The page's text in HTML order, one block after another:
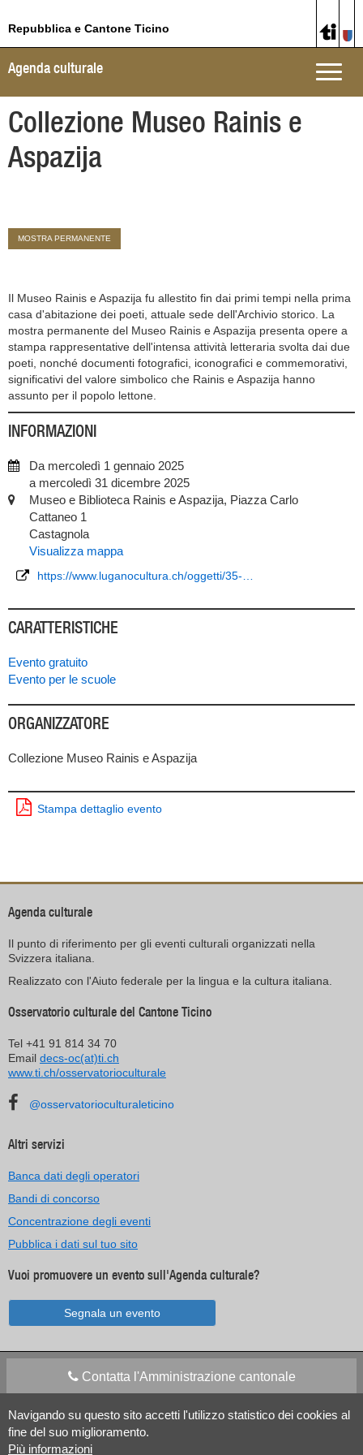
Navigando su questo sito accetti l'utilizzo statistico dei cookies al
fine del suo miglioramento.
Più informazioni
Repubblica e Cantone Ticino
Toggle
Agenda culturale
Collezione Museo Rainis e
Aspazija
MOSTRA PERMANENTE
Il Museo Rainis e Aspazija fu allestito fin dai primi tempi nella prima
casa d'abitazione dei poeti, attuale sede dell'Archivio storico. La
mostra permanente del Museo Rainis e Aspazija presenta opere a
stampa rappresentative dell'intensa attività letteraria svolta dai due
poeti, nonché documenti fotografici, iconografici e commemorativi,
significativi del valore simbolico che Rainis e Aspazija hanno
assunto per il popolo lettone.
INFORMAZIONI
Da mercoledì 1 gennaio 2025
a mercoledì 31 dicembre 2025
Museo e Biblioteca Rainis e Aspazija, Piazza Carlo
Cattaneo 1
Castagnola
Visualizza mappa
https://www.luganocultura.ch/oggetti/35-…
CARATTERISTICHE
Evento gratuito
Evento per le scuole
ORGANIZZATORE
Collezione Museo Rainis e Aspazija
Stampa dettaglio evento
Agenda culturale
Il punto di riferimento per gli eventi culturali organizzati nella
Svizzera italiana.
Realizzato con l'Aiuto federale per la lingua e la cultura italiana.
Osservatorio culturale del Cantone Ticino
Tel +41 91 814 34 70
Email decs-oc(at)ti.ch
www.ti.ch/osservatorioculturale
@osservatorioculturaleticino
Altri servizi
Banca dati degli operatori
Bandi di concorso
Concentrazione degli eventi
Pubblica i dati sul tuo sito
Vuoi promuovere un evento sull'Agenda culturale?
Segnala un evento
Contatta l'Amministrazione cantonale
Apps Mobile Social media